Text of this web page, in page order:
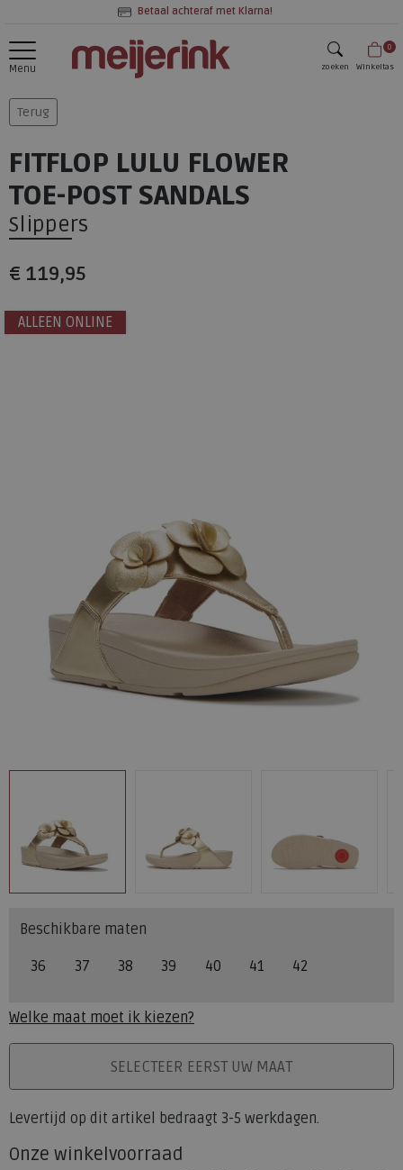
Betaal achteraf met Klarna!
Menu zoeken
0
Winkeltas
Terug
FITFLOP LULU FLOWER
TOE-POST SANDALS
Slippers
€ 119,95
ALLEEN ONLINE
Beschikbare maten
36 37 38 39 40 41 42
Welke maat moet ik kiezen?
PLAATS IN WINKELMANDSELECTEER EERST UW MAAT
Levertijd op dit artikel bedraagt 3-5 werkdagen.
Onze winkelvoorraad